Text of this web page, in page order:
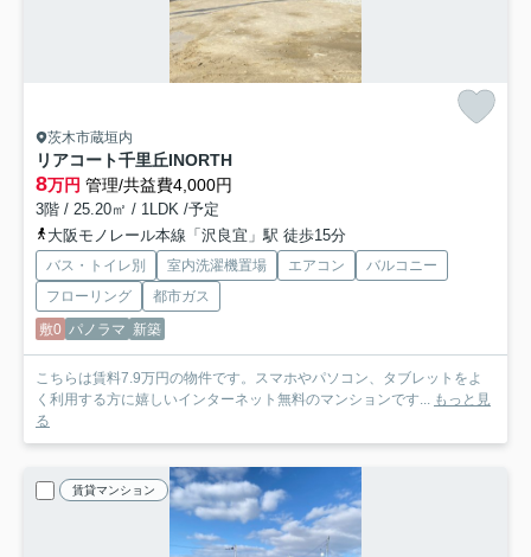
茨木市蔵垣内
リアコート千里丘INORTH
8万円 管理/共益費4,000円
3階 / 25.20㎡ / 1LDK /予定
大阪モノレール本線「沢良宜」駅 徒歩15分
バス・トイレ別 室内洗濯機置場 エアコン
バルコニー
フローリング
都市ガス
敷0 パノラマ 新築
こちらは賃料7.9万円の物件です。スマホやパソコン、タブレットをよ
く利用する方に嬉しいインターネット無料のマンションです... もっと見
る
賃貸マンション